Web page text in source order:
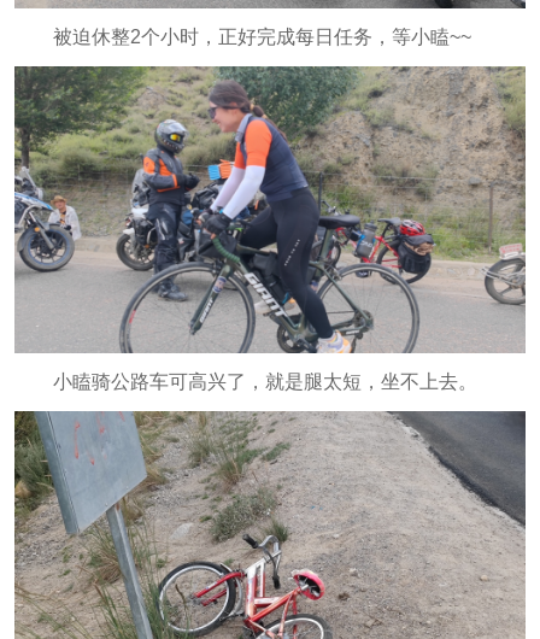
被迫休整2个小时，正好完成每日任务，等小瞌~~
小瞌骑公路车可高兴了，就是腿太短，坐不上去。